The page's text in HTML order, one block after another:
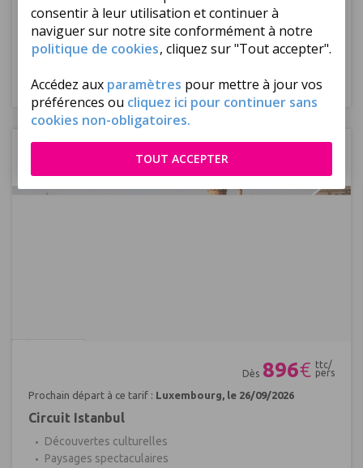
consentir à leur utilisation et continuer à
naviguer sur notre site conformément à notre
politique de cookies, cliquez sur "Tout accepter".
Accédez aux paramètres pour mettre à jour vos
préférences ou cliquez ici pour continuer sans
cookies non-obligatoires.
TOUT ACCEPTER
Un voyage fascinant
de séjour
|
programme
| |
Excursions
Turquie
Circuit Trésors de Turquie 4*
Dès 896€ ttc/
pers
Prochain départ à ce tarif : Luxembourg, le 26/09/2026
Circuit Istanbul
Découvertes culturelles
Paysages spectaculaires